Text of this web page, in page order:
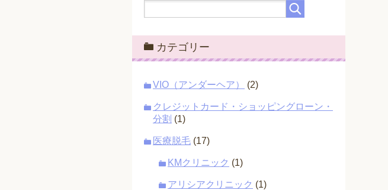
カテゴリー
VIO（アンダーヘア） (2)
クレジットカード・ショッピングローン・
分割 (1)
医療脱毛 (17)
KMクリニック (1)
アリシアクリニック (1)